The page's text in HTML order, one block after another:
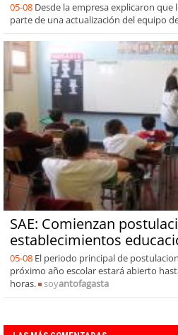
05-08 Desde la empresa explicaron
parte de una actualización del equipo
SAE: Comienzan
establecimientos
05-08 El periodo principal de
próximo año escolar estará abierto
horas.
soyantofagasta